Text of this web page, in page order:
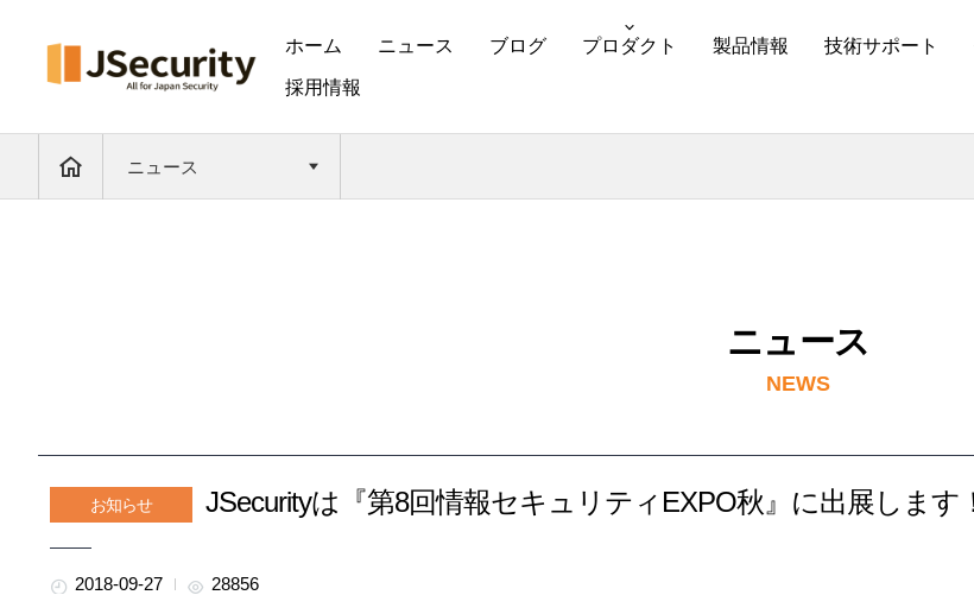
ホーム ニュース ブログ プロダクト 製品情報 技術サポート
採用情報
ニュース
ニュース
NEWS
お知らせ JSecurityは『第8回情報セキュリティEXPO秋』に出展します
2018-09-27 28856